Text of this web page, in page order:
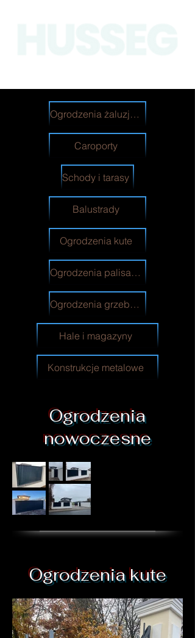
Ogrodzenia żaluzjowe
Caroporty
Schody i tarasy
Balustrady
Ogrodzenia kute
Ogrodzenia palisadowe
Ogrodzenia grzebieniowe
Hale i magazyny
Konstrukcje metalowe
Ogrodzenia
nowoczesne
Ogrodzenia kute